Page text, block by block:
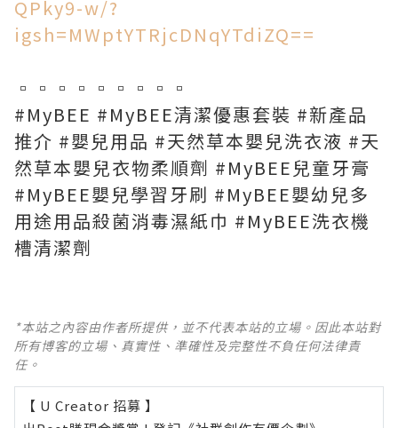
QPky9-w/?
igsh=MWptYTRjcDNqYTdiZQ==
▫️▫️▫️▫️▫️▫️▫️▫️▫️
#MyBEE #MyBEE清潔優惠套裝 #新產品
推介 #嬰兒用品 #天然草本嬰兒洗衣液 #天
然草本嬰兒衣物柔順劑 #MyBEE兒童牙膏
#MyBEE嬰兒學習牙刷 #MyBEE嬰幼兒多
用途用品殺菌消毒濕紙巾 #MyBEE洗衣機
槽清潔劑
*本站之內容由作者所提供，並不代表本站的立場。因此本站對
所有博客的立場、真實性、準確性及完整性不負任何法律責
任。
【 U Creator 招募 】